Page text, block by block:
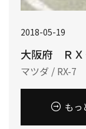
2018-05-19
大阪府 ＲＸ
マツダ / RX-7
もっ